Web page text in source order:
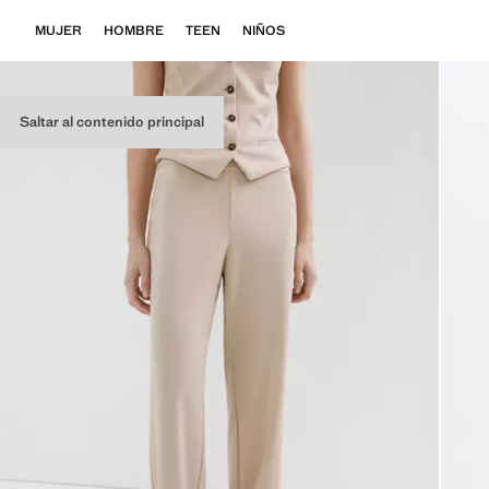
Saltar al contenido principal
MUJER HOMBRE TEEN NIÑOS